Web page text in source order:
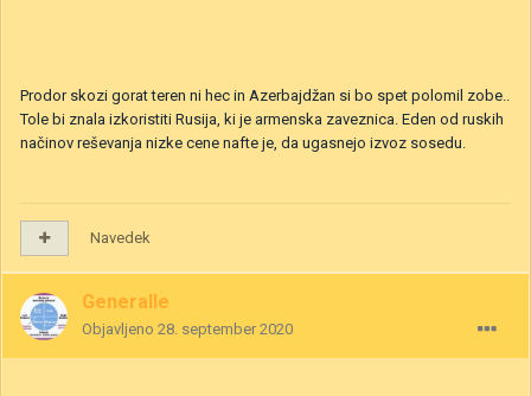
Prodor skozi gorat teren ni hec in Azerbajdžan si bo spet polomil zobe..
Tole bi znala izkoristiti Rusija, ki je armenska zaveznica. Eden od ruskih
načinov reševanja nizke cene nafte je, da ugasnejo izvoz sosedu.
Navedek
Generalle
Objavljeno 28. september 2020